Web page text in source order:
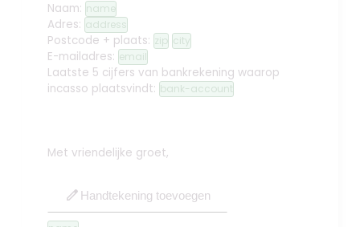
Naam: name
Adres: address
Postcode + plaats: zip city
E-mailadres: email
Laatste 5 cijfers van bankrekening waarop
incasso plaatsvindt: bank-account
Met vriendelijke groet,
edit Handtekening toevoegen